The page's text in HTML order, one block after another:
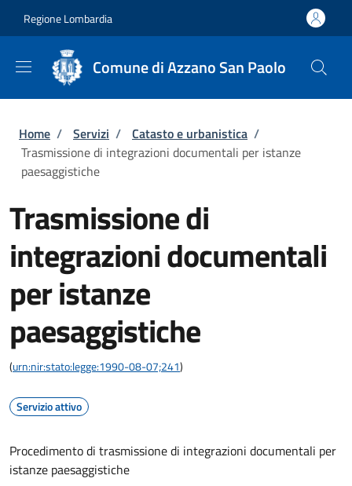
Regione Lombardia
Comune di Azzano San Paolo
Briciole di pane
Home / Servizi / Catasto e urbanistica /
Trasmissione di integrazioni documentali per istanze
paesaggistiche
Trasmissione di
integrazioni documentali
per istanze
paesaggistiche
(urn:nir:stato:legge:1990-08-07;241)
Servizio attivo
Procedimento di trasmissione di integrazioni documentali per
istanze paesaggistiche